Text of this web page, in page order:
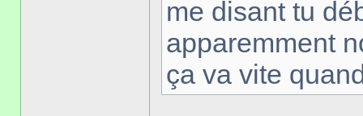
me disant tu
apparemment
ça va vite